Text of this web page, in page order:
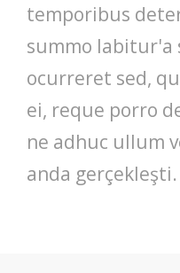
temporibus
summo labitur'a
ocurreret sed,
ei, reque porro
ne adhuc ullum
anda gerçekleşti.